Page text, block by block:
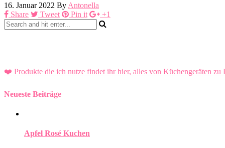
16. Januar 2022 By Antonella
Share
Tweet Pin it +1
❤️ Produkte die ich nutze findet ihr hier, alles von Küchengeräten zu
Neueste Beiträge
Apfel Rosé Kuchen